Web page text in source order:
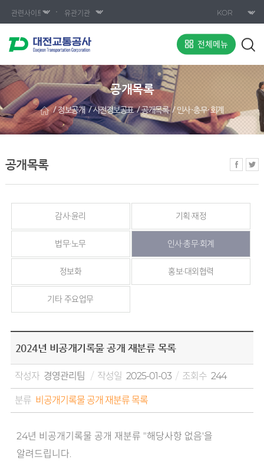
전체메뉴
공개목록
정보공개 사전정보공표 공개목록 인사·총무·회계
공개목록
감사·윤리 기획·재정
법무·노무 인사·총무·회계
정보화 홍보·대외협력
기타 주요업무
2024년 비공개기록물 공개 재분류 목록
작성자 경영관리팀 작성일 2025-01-03 조회수 244
분류 비공개기록물 공개 재분류 목록
24년 비공개기록물 공개 재분류 "해당사항 없음'을
알려드립니다.